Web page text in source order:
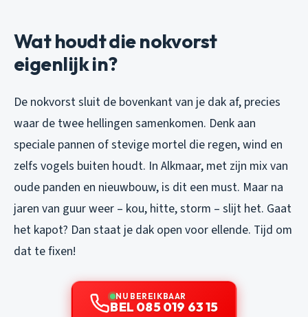
Wat houdt die nokvorst
eigenlijk in?
De nokvorst sluit de bovenkant van je dak af, precies
waar de twee hellingen samenkomen. Denk aan
speciale pannen of stevige mortel die regen, wind en
zelfs vogels buiten houdt. In Alkmaar, met zijn mix van
oude panden en nieuwbouw, is dit een must. Maar na
jaren van guur weer – kou, hitte, storm – slijt het. Gaat
het kapot? Dan staat je dak open voor ellende. Tijd om
dat te fixen!
NU BEREIKBAAR
BEL 085 019 63 15